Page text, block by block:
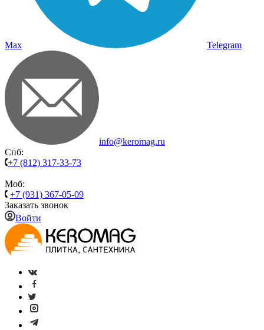
Max Telegram
info@keromag.ru
Спб:
+7 (812) 317-33-73
Моб:
+7 (931) 367-05-09
Заказать звонок
Войти